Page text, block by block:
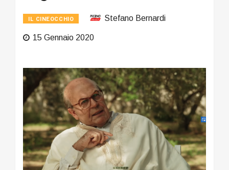
IL CINEOCCHIO Stefano Bernardi
15 Gennaio 2020